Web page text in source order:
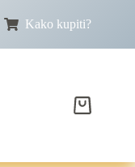
Kako kupiti?